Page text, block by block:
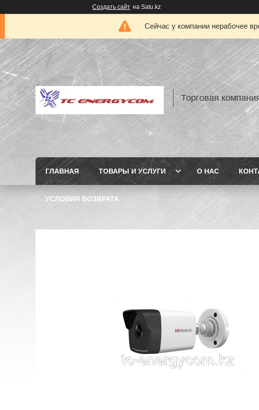
Создать сайт на Satu.kz
Сейчас у компании нерабочее
Торговая
ГЛАВНАЯ ТОВАРЫ И УСЛУГИ О НАС
УСЛОВИЯ ВОЗВРАТА